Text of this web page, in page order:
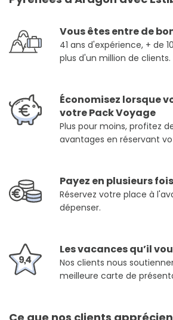
Vous êtes entre de
41 ans d'expérience, + de
plus d'un million de clients.
Économisez lorsque
votre Pack Voyage
Plus pour moins, profitez
avantages en réservant
Payez en plusieurs fois
Réservez votre place à
dépenser.
Les vacances qu’il
Nos clients nous
meilleure carte de